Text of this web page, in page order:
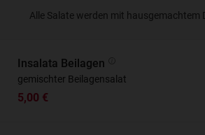
Alle Salate werden mit hausgemachtem
Insalata Beilagen
gemischter Beilagensalat
5,00 €